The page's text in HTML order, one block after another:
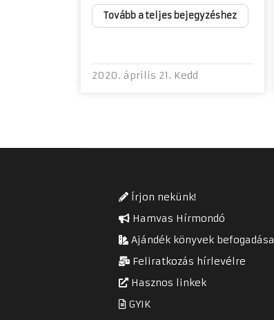
Tovább a teljes bejegyzéshez
2020. április 21. Kedd
Írjon nekünk!
Hamvas Hírmondó
Ajándék könyvek befogadása
Feliratkozás hírlevélre
Hasznos linkek
GYIK